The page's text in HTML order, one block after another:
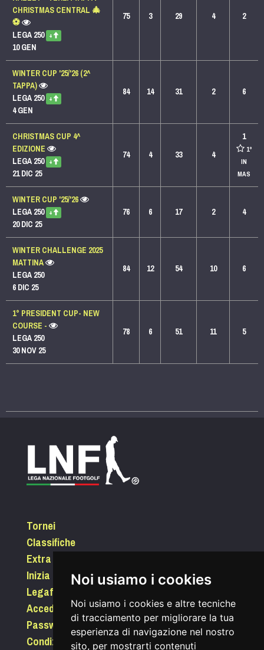
Noi usiamo i cookies
Noi usiamo i cookies e altre tecniche
di tracciamento per migliorare la tua
esperienza di navigazione nel nostro
sito, per mostrarti contenuti
CHRISTMAS CENTRAL 🎄
⚽
LEGA 250 +
10 GEN
75 3 29 4 2
WINTER CUP '25/'26 (2^
TAPPA)
LEGA 250 +
4 GEN
84 14 31 2 6
CHRISTMAS CUP 4^
EDIZIONE
LEGA 250 +
21 DIC 25
74 4 33 4
1
1º
IN
MAS
WINTER CUP '25/'26
LEGA 250 +
20 DIC 25
76 6 17 2 4
WINTER CHALLENGE 2025
MATTINA
LEGA 250
6 DIC 25
84 12 54 10 6
1° PRESIDENT CUP- NEW
COURSE -
LEGA 250
30 NOV 25
78 6 51 11 5
Tornei
Classifiche
Extra
Inizia a giocare
Legafootgolf.it
Accedi
Password dimenticata?
Condizioni di utilizzo